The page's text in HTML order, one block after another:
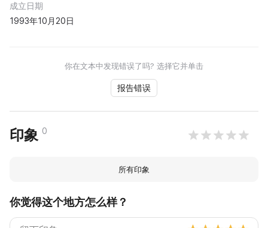
成立日期
1993年10月20日
你在文本中发现错误了吗? 选择它并单击
报告错误
印象 0
所有印象
你觉得这个地方怎么样？